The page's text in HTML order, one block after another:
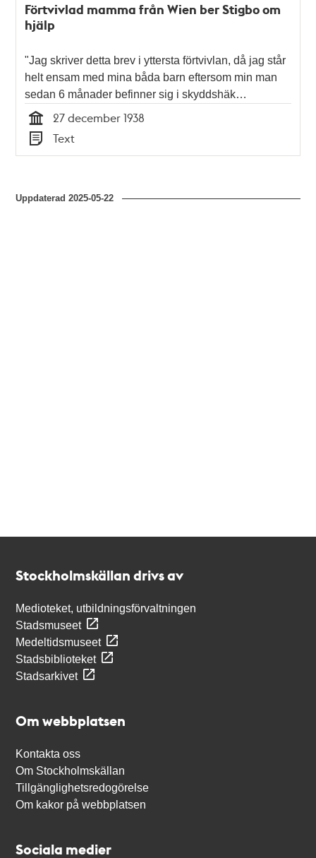
Förtvivlad mamma från Wien ber Stigbo om
hjälp
"Jag skriver detta brev i yttersta förtvivlan, då jag står
helt ensam med mina båda barn eftersom min man
sedan 6 månader befinner sig i skyddshäk…
Tid
27 december 1938
Typ
Text
Uppdaterad2025-05-22
Stockholmskällan drivs av
Medioteket, utbildningsförvaltningen
Stadsmuseet
Medeltidsmuseet
Stadsbiblioteket
Stadsarkivet
Om webbplatsen
Kontakta oss
Om Stockholmskällan
Tillgänglighetsredogörelse
Om kakor på webbplatsen
Sociala medier